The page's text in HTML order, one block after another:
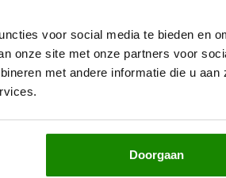
voor social media te bieden en
onze site met onze partners voor
met andere informatie die u aan
Doorgaan
Boekweitmeel 500 gram
THT 24-08-2026 -
Glutenvrij
500 gram